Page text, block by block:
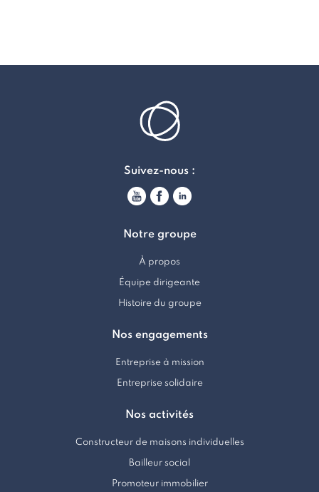
Suivez-nous :
Notre groupe
À propos
Équipe dirigeante
Histoire du groupe
Nos engagements
Entreprise à mission
Entreprise solidaire
Nos activités
Constructeur de maisons individuelles
Bailleur social
Promoteur immobilier